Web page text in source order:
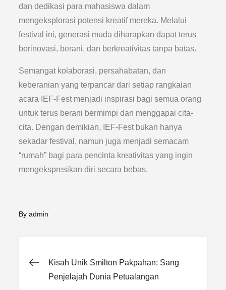
dan dedikasi para mahasiswa dalam
mengeksplorasi potensi kreatif mereka. Melalui
festival ini, generasi muda diharapkan dapat terus
berinovasi, berani, dan berkreativitas tanpa batas.
Semangat kolaborasi, persahabatan, dan
keberanian yang terpancar dari setiap rangkaian
acara IEF-Fest menjadi inspirasi bagi semua orang
untuk terus berani bermimpi dan menggapai cita-
cita. Dengan demikian, IEF-Fest bukan hanya
sekadar festival, namun juga menjadi semacam
“rumah” bagi para pencinta kreativitas yang ingin
mengekspresikan diri secara bebas.
Byadmin
Post
Kisah Unik Smilton Pakpahan: Sang
Penjelajah Dunia Petualangan